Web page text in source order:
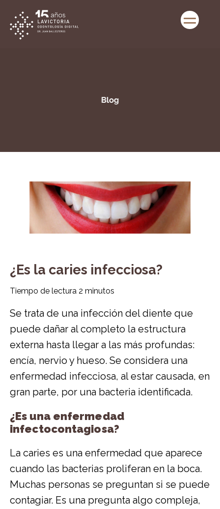
¿Es la caries infecciosa?
Tiempo de lectura 2 minutos
Se trata de una infección del diente que
puede dañar al completo la estructura
externa hasta llegar a las más profundas:
encía, nervio y hueso. Se considera una
enfermedad infecciosa, al estar causada, en
gran parte, por una bacteria identificada.
¿Es una enfermedad
infectocontagiosa?
La caries es una enfermedad que aparece
cuando las bacterias proliferan en la boca.
Muchas personas se preguntan si se puede
contagiar. Es una pregunta algo compleja,